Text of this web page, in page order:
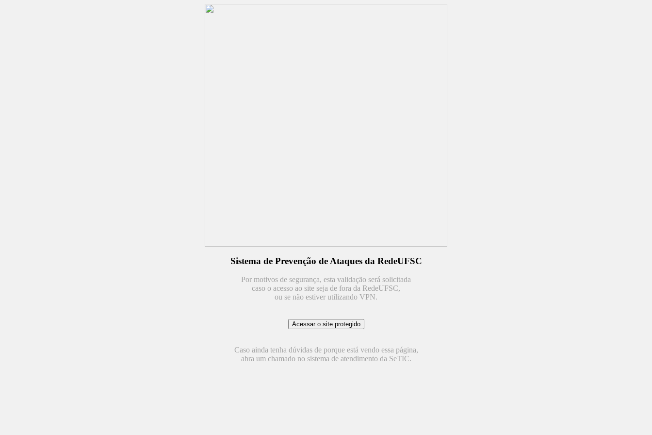
Sistema de Prevenção de Ataques da RedeUFSC
Por motivos de segurança, esta validação será solicitada
caso o acesso ao site seja de fora da RedeUFSC,
ou se não estiver utilizando VPN.
Caso ainda tenha dúvidas de porque está vendo essa página,
abra um chamado no sistema de atendimento da SeTIC.